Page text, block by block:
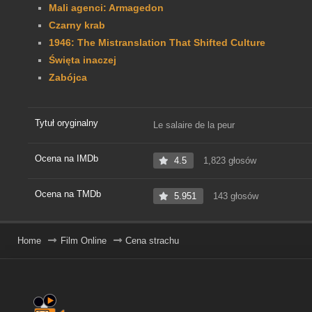
Mali agenci: Armagedon
Czarny krab
1946: The Mistranslation That Shifted Culture
Święta inaczej
Zabójca
Tytuł oryginalny Le salaire de la peur
Ocena na IMDb 4.5 1,823 głosów
Ocena na TMDb 5.951 143 głosów
Home Film Online Cena strachu